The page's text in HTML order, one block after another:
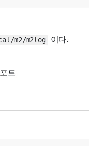
m2/m2log 이다.
트